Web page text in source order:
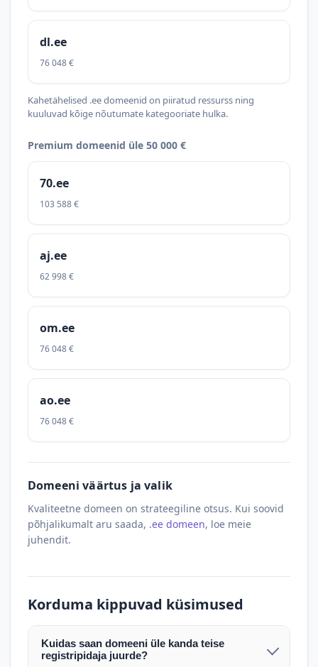
dl.ee
76 048 €
Kahetähelised .ee domeenid on piiratud ressurss ning
kuuluvad kõige nõutumate kategooriate hulka.
Premium domeenid üle 50 000 €
70.ee
103 588 €
aj.ee
62 998 €
om.ee
76 048 €
ao.ee
76 048 €
Domeeni väärtus ja valik
Kvaliteetne domeen on strateegiline otsus. Kui soovid
põhjalikumalt aru saada, .ee domeen, loe meie
juhendit.
Korduma kippuvad küsimused
Kuidas saan domeeni üle kanda teise
registripidaja juurde?